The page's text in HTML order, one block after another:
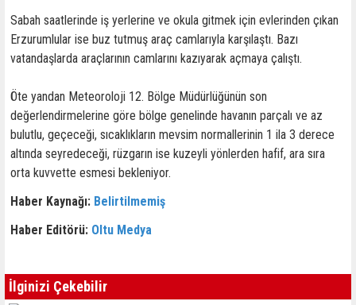
Sabah saatlerinde iş yerlerine ve okula gitmek için evlerinden çıkan
Erzurumlular ise buz tutmuş araç camlarıyla karşılaştı. Bazı
vatandaşlarda araçlarının camlarını kazıyarak açmaya çalıştı.
Öte yandan Meteoroloji 12. Bölge Müdürlüğünün son
değerlendirmelerine göre bölge genelinde havanın parçalı ve az
bulutlu, geçeceği, sıcaklıkların mevsim normallerinin 1 ila 3 derece
altında seyredeceği, rüzgarın ise kuzeyli yönlerden hafif, ara sıra
orta kuvvette esmesi bekleniyor.
Haber Kaynağı: Belirtilmemiş
Haber Editörü: Oltu Medya
İlginizi Çekebilir